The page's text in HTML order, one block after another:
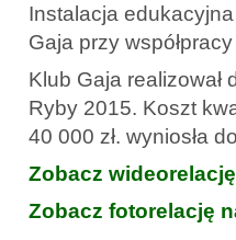
Instalacja
Gaja przy
Klub Gaja
Ryby 2015. Koszt
40 000 zł. wyniosła
Zobacz
Zobacz fotorelację